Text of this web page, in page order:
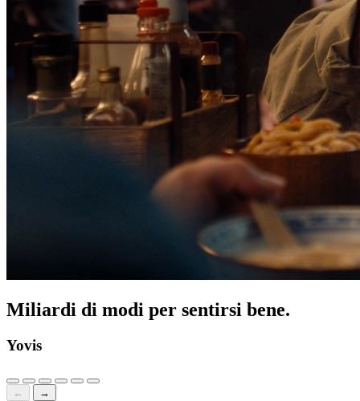
Miliardi di modi per sentirsi bene.
Yovis
←
→